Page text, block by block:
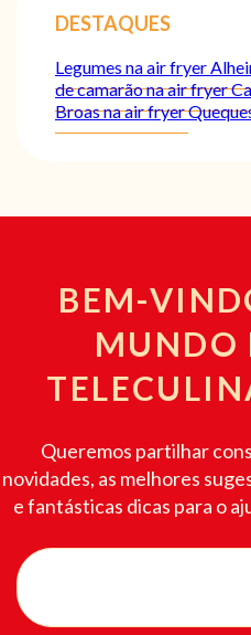
DESTAQUES
Legumes na air fryer
de camarão na air fryer
Broas na air fryer
BEM-
MUNDO
Queremos partilhar
novidades, as melhores
e fantásticas dicas para o